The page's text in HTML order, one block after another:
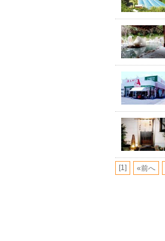
[1] «前へ